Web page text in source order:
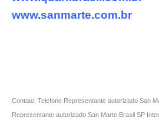
www.sanmarte.com.br
Contato: Telefone Representante autorizado San
Representante autorizado San Marte Brasil SP